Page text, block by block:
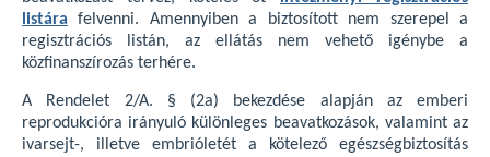
listára felvenni. Amennyiben a biztosított nem szerepel a
regisztrációs listán, az ellátás nem vehető igénybe a
közfinanszírozás terhére.
A Rendelet 2/A. § (2a) bekezdése alapján az emberi
reprodukcióra irányuló különleges beavatkozások, valamint az
ivarsejt-, illetve embrióletét a kötelező egészségbiztosítás